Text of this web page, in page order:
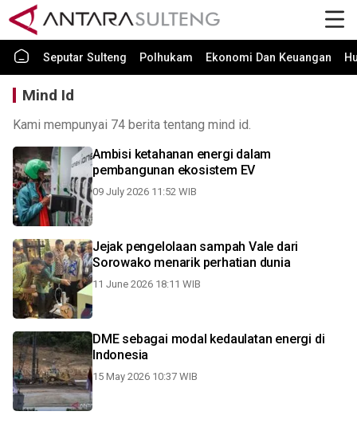
Seputar Sulteng Polhukam Ekonomi Dan Keuangan
Mind Id
Kami mempunyai 74 berita tentang mind id.
Ambisi ketahanan energi dalam
pembangunan ekosistem EV
09 July 2026 11:52 WIB
Jejak pengelolaan sampah Vale dari
Sorowako menarik perhatian dunia
11 June 2026 18:11 WIB
DME sebagai modal kedaulatan energi di
Indonesia
15 May 2026 10:37 WIB